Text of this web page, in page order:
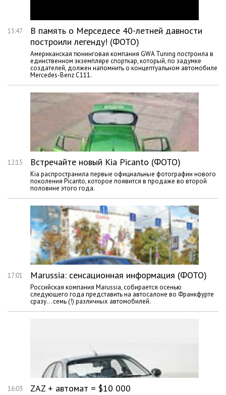
15:47
В память о Мерседесе 40-летней давности
построили легенду! (ФОТО)
Американская тюнинговая компания GWA Tuning построила в
единственном экземпляре спорткар, который, по задумке
создателей, должен напомнить о концептуальном автомобиле
Mercedes-Benz C111.
12:15 Встречайте новый Kia Picanto (ФОТО)
Kia распространила первые официальные фотографии нового
поколения Picanto, которое появится в продаже во второй
половине этого года.
17:01 Marussia: cенсационная информация (ФОТО)
Российская компания Marussia, собирается осенью
следующего года представить на автосалоне во Франкфурте
сразу… семь (!) различных автомобилей.
16:03 ZAZ + автомат = $10 000